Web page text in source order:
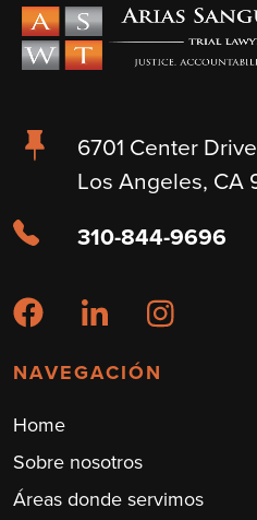
6701 Center
Los Angeles, CA
310-844-9696
NAVEGACIÓN
Home
Sobre nosotros
Áreas donde servimos